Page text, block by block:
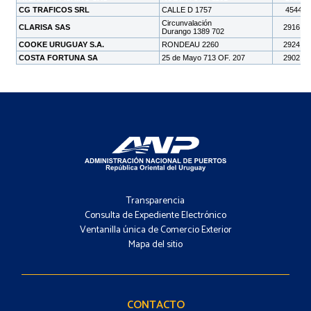
-
Menú
Transparencia
Consulta de Expediente Electrónico
Ventanilla única de Comercio Exterior
Mapa del sitio
-
Contacto
CONTACTO